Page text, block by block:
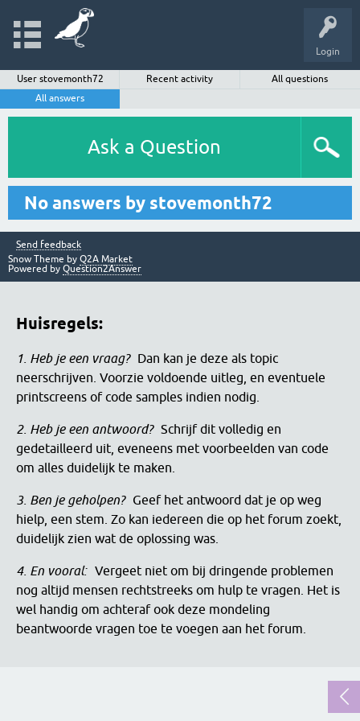
Login
User stovemonth72 Recent activity
All questions
All answers
Ask a Question
No answers by stovemonth72
Send feedback
Snow Theme by Q2A Market
Powered by Question2Answer
Huisregels:
1. Heb je een vraag?
Dan kan je deze als topic
neerschrijven. Voorzie voldoende uitleg, en eventuele
printscreens of code samples indien nodig.
2. Heb je een antwoord? Schrijf dit volledig en
gedetailleerd uit, eveneens met voorbeelden van code
om alles duidelijk te maken.
3. Ben je geholpen?
Geef het antwoord dat je op weg
hielp, een stem. Zo kan iedereen die op het forum zoekt,
duidelijk zien wat de oplossing was.
4. En vooral: Vergeet niet om bij dringende problemen
nog altijd mensen rechtstreeks om hulp te vragen. Het is
wel handig om achteraf ook deze mondeling
beantwoorde vragen toe te voegen aan het forum.